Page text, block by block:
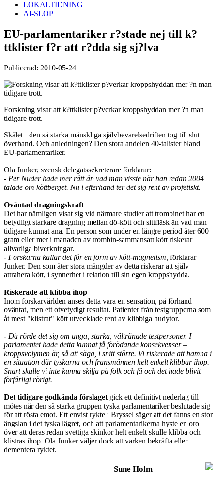
LOKALTIDNING
AI-SLOP
EU-parlamentariker r?stade nej till k?
ttklister f?r att r?dda sig sj?lva
Publicerad: 2010-05-24
Forskning visar att k?ttklister p?verkar kroppshyddan mer ?n man
tidigare trott.
Skälet - den så starka mänskliga självbevarelsedriften tog till slut
överhand. Och anledningen? Den stora andelen 40-talister bland
EU-parlamentariker.
Ola Junker, svensk delegatssekreterare förklarar:
- Per Nuder hade mer rätt än vad man visste när han redan 2004
talade om köttberget. Nu i efterhand ter det sig rent av profetiskt.
Oväntad dragningskraft
Det har nämligen visat sig vid närmare studier att trombinet har en
betydligt starkare dragning mellan dö-kött och sittfläsk än vad man
tidigare kunnat ana. En person som under en längre period äter 600
gram eller mer i månaden av trombin-sammansatt kött riskerar
allvarliga biverkningar.
- Forskarna kallar det för en form av kött-magnetism, förklarar
Junker. Den som äter stora mängder av detta riskerar att själv
attrahera kött, i synnerhet i relation till sin egen kroppshydda.
Riskerade att klibba ihop
Inom forskarvärlden anses detta vara en sensation, på förhand
oväntat, men ett otvetydigt resultat. Patienter från testgrupperna som
åt mest "klistrat" kött utvecklade rent av klibbiga hudytor.
- Då rörde det sig om unga, starka, vältränade testpersoner. I
parlamentet hade detta kunnat få förödande konsekvenser –
kroppsvolymen är, så att säga, i snitt större. Vi riskerade att hamna i
en situation där tyskarna och fransmännen helt enkelt klibbar ihop.
Snart skulle vi inte kunna skilja på folk och fä och det hade blivit
förfärligt rörigt.
Det tidigare godkända förslaget gick ett definitivt nederlag till
mötes när den så starka gruppen tyska parlamentariker beslutade sig
för att rösta emot. Ett envist rykte i Bryssel säger att det fanns en stor
ängslan i det tyska lägret, och att parlamentarikerna hyste en oro
över att deras redan svettiga skinkor helt enkelt skulle klibba och
klistras ihop. Ola Junker väljer dock att varken bekräfta eller
dementera ryktet.
Sune Holm